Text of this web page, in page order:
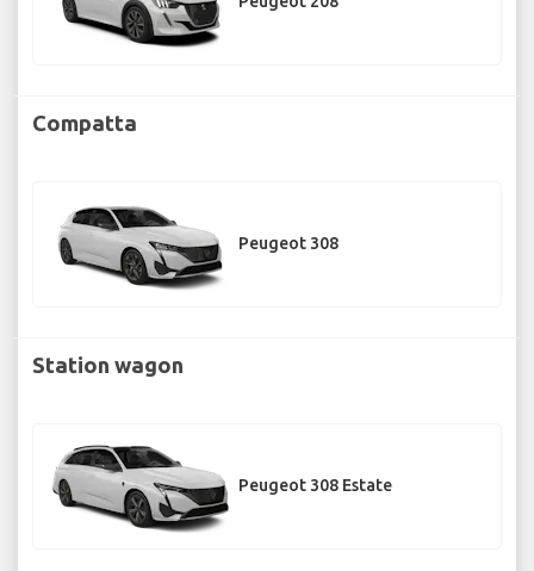
Compatta
Peugeot 308
Station wagon
Peugeot 308 Estate